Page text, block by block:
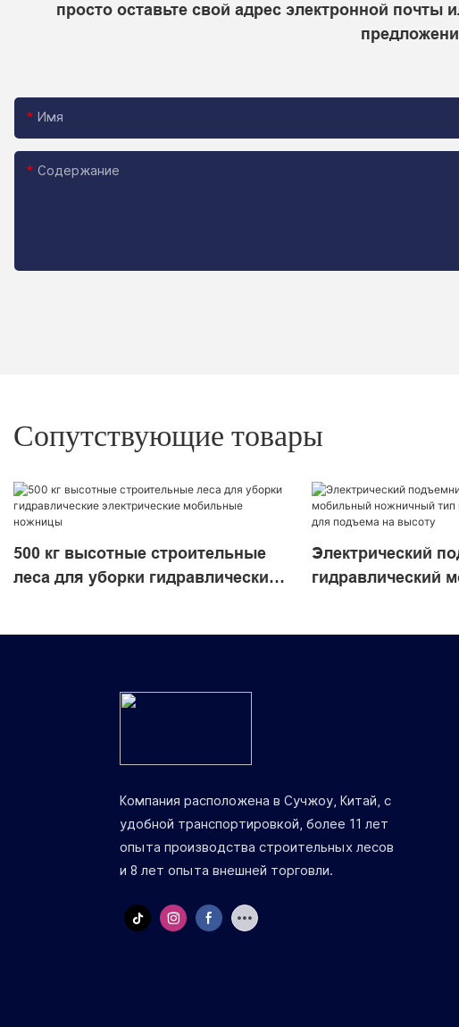
просто оставьте свой адрес электронной
Имя
Содержание
Сопутствующие товары
500 кг высотные строительные
леса для уборки гидравлические
Электрический
гидравлический
Компания расположена в Сучжоу, Китай, с
удобной транспортировкой, более 11 лет
опыта производства строительных лесов
и 8 лет опыта внешней торговли.